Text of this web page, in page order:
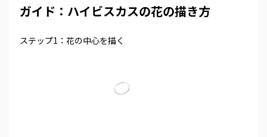
ガイド：ハイビスカスの花の描き方
ステップ1：花の中心を描く